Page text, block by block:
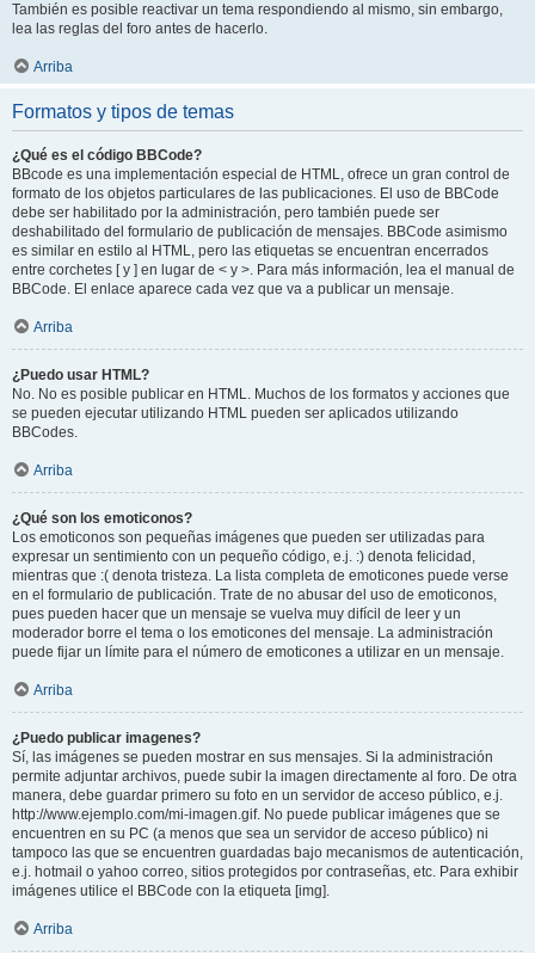
También es posible reactivar un tema respondiendo al mismo, sin embargo,
lea las reglas del foro antes de hacerlo.
Arriba
Formatos y tipos de temas
¿Qué es el código BBCode?
BBcode es una implementación especial de HTML, ofrece un gran control de
formato de los objetos particulares de las publicaciones. El uso de BBCode
debe ser habilitado por la administración, pero también puede ser
deshabilitado del formulario de publicación de mensajes. BBCode asimismo
es similar en estilo al HTML, pero las etiquetas se encuentran encerrados
entre corchetes [ y ] en lugar de < y >. Para más información, lea el manual de
BBCode. El enlace aparece cada vez que va a publicar un mensaje.
Arriba
¿Puedo usar HTML?
No. No es posible publicar en HTML. Muchos de los formatos y acciones que
se pueden ejecutar utilizando HTML pueden ser aplicados utilizando
BBCodes.
Arriba
¿Qué son los emoticonos?
Los emoticonos son pequeñas imágenes que pueden ser utilizadas para
expresar un sentimiento con un pequeño código, e.j. :) denota felicidad,
mientras que :( denota tristeza. La lista completa de emoticones puede verse
en el formulario de publicación. Trate de no abusar del uso de emoticonos,
pues pueden hacer que un mensaje se vuelva muy difícil de leer y un
moderador borre el tema o los emoticones del mensaje. La administración
puede fijar un límite para el número de emoticones a utilizar en un mensaje.
Arriba
¿Puedo publicar imagenes?
Sí, las imágenes se pueden mostrar en sus mensajes. Si la administración
permite adjuntar archivos, puede subir la imagen directamente al foro. De otra
manera, debe guardar primero su foto en un servidor de acceso público, e.j.
http://www.ejemplo.com/mi-imagen.gif. No puede publicar imágenes que se
encuentren en su PC (a menos que sea un servidor de acceso público) ni
tampoco las que se encuentren guardadas bajo mecanismos de autenticación,
e.j. hotmail o yahoo correo, sitios protegidos por contraseñas, etc. Para exhibir
imágenes utilice el BBCode con la etiqueta [img].
Arriba